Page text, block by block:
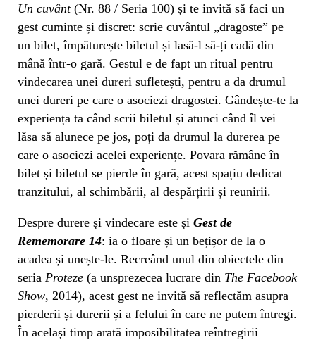
Un cuvânt (Nr. 88 / Seria 100) și te invită să faci un
gest cuminte și discret: scrie cuvântul „dragoste” pe
un bilet, împăturește biletul și lasă-l să-ți cadă din
mână într-o gară. Gestul e de fapt un ritual pentru
vindecarea unei dureri sufletești, pentru a da drumul
unei dureri pe care o asociezi dragostei. Gândește-te la
experiența ta când scrii biletul și atunci când îl vei
lăsa să alunece pe jos, poți da drumul la durerea pe
care o asociezi acelei experiențe. Povara rămâne în
bilet și biletul se pierde în gară, acest spațiu dedicat
tranzitului, al schimbării, al despărțirii și reunirii.
Despre durere și vindecare este și Gest de
Rememorare 14: ia o floare și un bețișor de la o
acadea și unește-le. Recreând unul din obiectele din
seria Proteze (a unsprezecea lucrare din The Facebook
Show, 2014), acest gest ne invită să reflectăm asupra
pierderii și durerii și a felului în care ne putem întregi.
În același timp arată imposibilitatea reîntregirii